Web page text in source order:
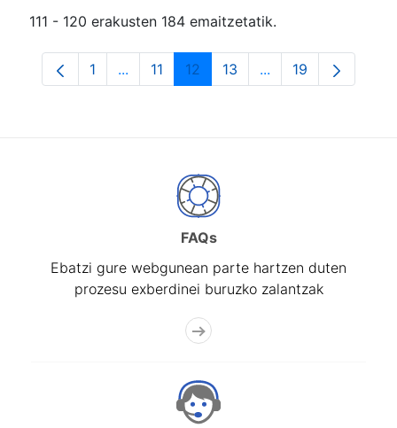
111 - 120 erakusten 184 emaitzetatik.
Orrialdea
1 ...Intermediate Pages Use TAB to navigate.
Orrialdea
11 Orrialdea
12 Orrialdea
13 ...Intermediate
Orrialdea
19
FAQs
Ebatzi gure webgunean parte hartzen duten
prozesu exberdinei buruzko zalantzak